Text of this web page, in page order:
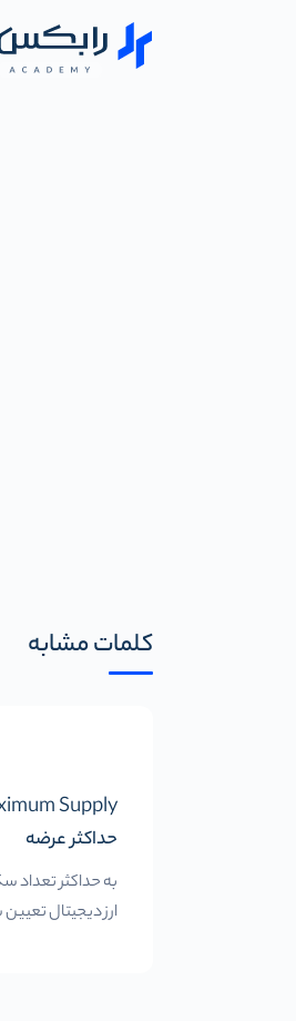
کلمات مشابه
Supply
حداکثر عرضه
به حداکثر تعداد
ارز دیجیتال